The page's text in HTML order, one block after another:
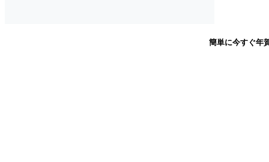
簡単に今すぐ年